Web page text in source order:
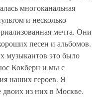
многоканальная
и несколько
мечта. Они
песен и альбомов.
музыкантов это было
Кокберн и мы с
наших героев. Я
из них в Москве.